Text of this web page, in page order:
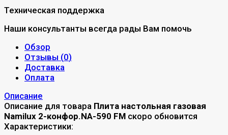
Техническая поддержка
Наши консультанты всегда рады Вам помочь
Обзор
Отзывы (0)
Доставка
Оплата
Описание
Описание для товара Плита настольная газовая
Namilux 2-конфор.NA-590 FM скоро обновится
Характеристики: